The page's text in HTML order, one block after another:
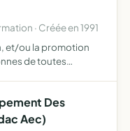
· Créée en 1991
et/ou la promotion
de toutes
Des
Aec)